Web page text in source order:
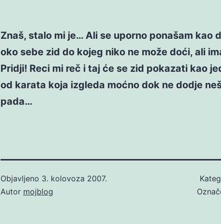
Znaš, stalo mi je… Ali se uporno ponašam kao
oko sebe zid do kojeg niko ne može doći, ali
Pridji! Reci mi reč i taj će se zid pokazati kao
od karata koja izgleda moćno dok ne dodje
pada…
Objavljeno 3. kolovoza 2007.
Autor mojblog